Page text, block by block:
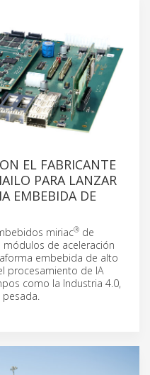
EL FABRICANTE
PARA LANZAR
EMBEBIDA DE
miriac® de
de aceleración
embebida de alto
procesamiento de IA
como la Industria 4.0,